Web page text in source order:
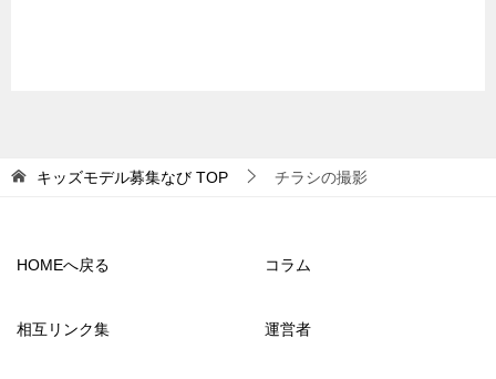
キッズモデル募集なび TOP チラシの撮影
HOMEへ戻る コラム
相互リンク集 運営者